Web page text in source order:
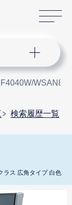
WSAN8/
検索履歴一覧
ラス 広角タイプ 白色